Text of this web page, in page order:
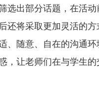
选出部分话题，在活
还将采取更加灵活的
、随意、自在的沟通
，让老师们在与学生